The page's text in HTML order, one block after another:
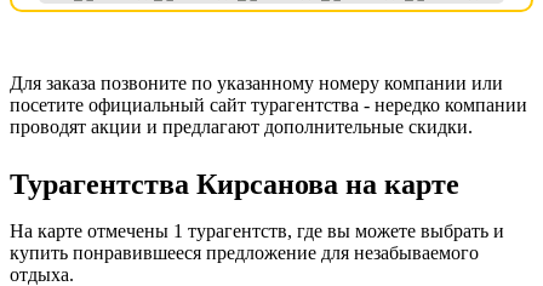
Для заказа позвоните по указанному номеру компании или
посетите официальный сайт турагентства - нередко компании
проводят акции и предлагают дополнительные скидки.
Турагентства Кирсанова на карте
На карте отмечены 1 турагентств, где вы можете выбрать и
купить понравившееся предложение для незабываемого
отдыха.